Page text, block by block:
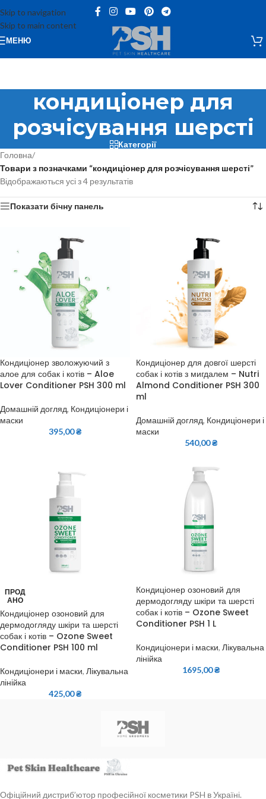
Skip to navigation
Skip to main content
МЕНЮ
кондиціонер для
розчісування шерсті
Категорії
Головна/
Товари з позначками “кондиціонер для розчісування шерсті”
Відображаються усі з 4 результатів
Показати бічну панель
Кондиціонер зволожуючий з
алое для собак і котів – Aloe
Lover Conditioner PSH 300 ml
Домашній догляд, Кондиціонери і
маски
395,00₴
Кондиціонер для довгої шерсті
собак і котів з мигдалем – Nutri
Almond Conditioner PSH 300
ml
Домашній догляд, Кондиціонери і
маски
540,00₴
ПРОД
АНО
Кондиціонер озоновий для
дермодогляду шкіри та шерсті
собак і котів – Ozone Sweet
Conditioner PSH 100 ml
Кондиціонери і маски, Лікувальна
лінійка
425,00₴
Кондиціонер озоновий для
дермодогляду шкіри та шерсті
собак і котів – Ozone Sweet
Conditioner PSH 1 L
Кондиціонери і маски, Лікувальна
лінійка
1695,00₴
Офіційний дистриб’ютор професійної косметики PSH в Україні.